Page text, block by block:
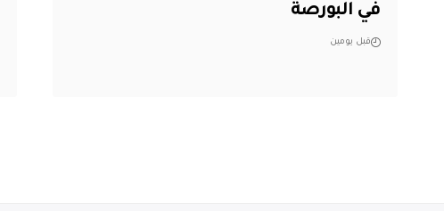
في البورصة
قبل يومين